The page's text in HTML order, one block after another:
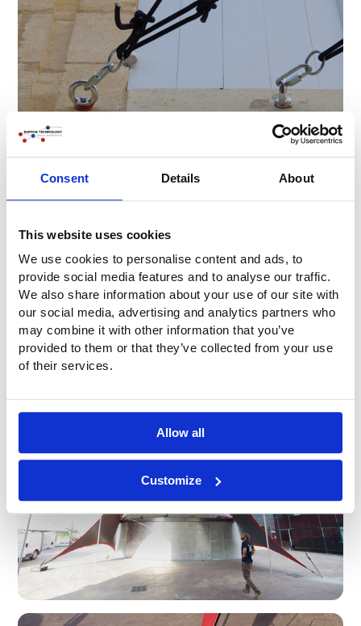
Consent Details About
This website uses cookies
We use cookies to personalise content and ads, to
provide social media features and to analyse our traffic.
We also share information about your use of our site with
our social media, advertising and analytics partners who
may combine it with other information that you’ve
provided to them or that they’ve collected from your use
of their services.
Allow all
Customize